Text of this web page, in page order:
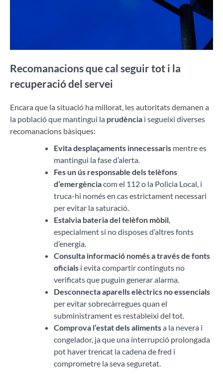
Recomanacions que cal seguir tot i la
recuperació del servei
Encara que la situació ha millorat, les autoritats demanen a
la població que mantingui la prudència i segueixi diverses
recomanacions bàsiques:
Evita desplaçaments innecessaris mentre es
mantingui la fase d’alerta.
Fes un ús responsable dels telèfons
d’emergènciacom el 112 o la Policia Local, i
truca-hi només en cas estrictament necessari
per evitar la saturació.
Estalvia bateria del telèfon mòbil,
especialment si no disposes d’altres fonts
d’energia.
Consulta informació només a través de fonts
oficials i evita compartir continguts no
verificats que puguin generar alarma.
Desconnecta aparells elèctrics no essencials
per evitar sobrecàrregues quan el
subministrament es restableixi del tot.
Comprova l’estat dels alimentsa la nevera i
congelador, ja que una interrupció prolongada
pot haver trencat la cadena de fred i
comprometre la seva seguretat.